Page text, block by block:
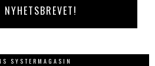
SYSTERMAGASIN